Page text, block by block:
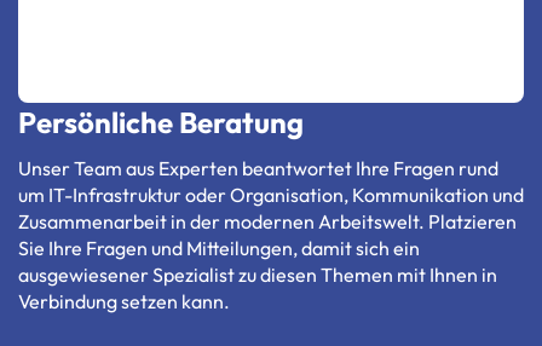
Persönliche Beratung
Unser Team aus Experten beantwortet Ihre Fragen rund
um IT-Infrastruktur oder Organisation, Kommunikation und
Zusammenarbeit in der modernen Arbeitswelt. Platzieren
Sie Ihre Fragen und Mitteilungen, damit sich ein
ausgewiesener Spezialist zu diesen Themen mit Ihnen in
Verbindung setzen kann.